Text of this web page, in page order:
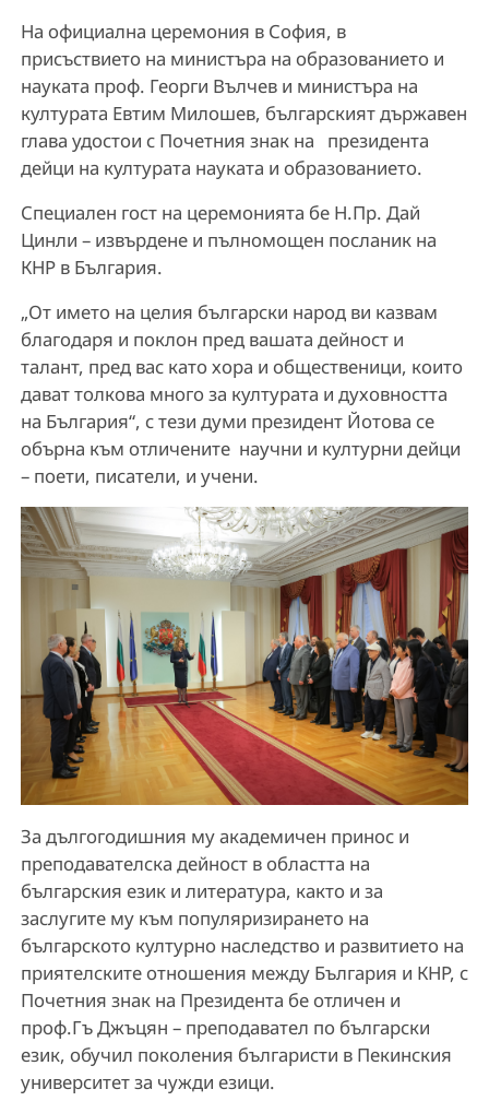
На официална церемония в София, в
присъствието на министъра на образованието и
науката проф. Георги Вълчев и министъра на
културата Евтим Милошев, българският държавен
глава удостои с Почетния знак на президента
дейци на културата науката и образованието.
Специален гост на церемонията бе Н.Пр. Дай
Цинли – извърдене и пълномощен посланик на
КНР в България.
„От името на целия български народ ви казвам
благодаря и поклон пред вашата дейност и
талант, пред вас като хора и общественици, които
дават толкова много за културата и духовността
на България“, с тези думи президент Йотова се
обърна към отличените научни и културни дейци
– поети, писатели, и учени.
За дългогодишния му академичен принос и
преподавателска дейност в областта на
българския език и литература, както и за
заслугите му към популяризирането на
българското културно наследство и развитието на
приятелските отношения между България и КНР, с
Почетния знак на Президента бе отличен и
проф.Гъ Джъцян – преподавател по български
език, обучил поколения българисти в Пекинския
университет за чужди езици.